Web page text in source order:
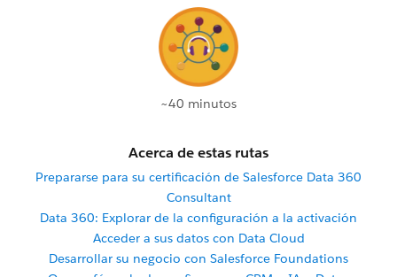
~40 minutos
Acerca de estas rutas
Prepararse para su certificación de Salesforce Data 360
Consultant
Data 360: Explorar de la configuración a la activación
Acceder a sus datos con Data Cloud
Desarrollar su negocio con Salesforce Foundations